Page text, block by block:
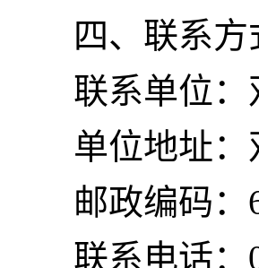
四、联系方
联系单位
单位地址
邮政编码：
联系电话：